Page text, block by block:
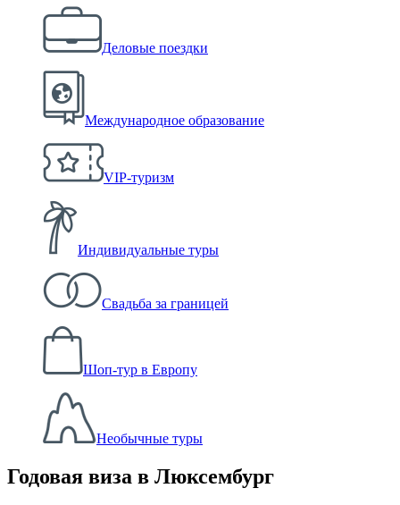
Деловые поездки
Международное образование
VIP-туризм
Индивидуальные туры
Свадьба за границей
Шоп-тур в Европу
Необычные туры
Годовая виза в Люксембург